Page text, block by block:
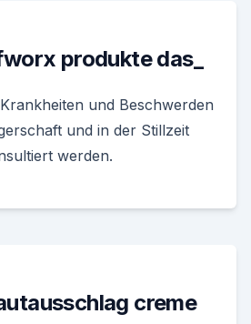
produkte das_
und Beschwerden
und in der Stillzeit
werden.
creme